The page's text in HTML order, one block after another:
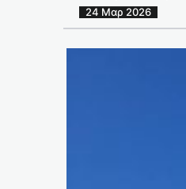
24 Μαρ 2026